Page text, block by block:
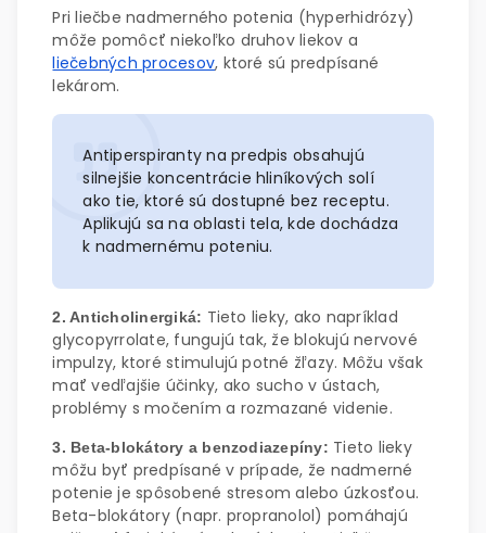
Pri liečbe nadmerného potenia (hyperhidrózy)
môže pomôcť niekoľko druhov liekov a
liečebných procesov, ktoré sú predpísané
lekárom.
Antiperspiranty na predpis obsahujú
silnejšie koncentrácie hliníkových solí
ako tie, ktoré sú dostupné bez receptu.
Aplikujú sa na oblasti tela, kde dochádza
k nadmernému poteniu.
2. Anticholinergiká: Tieto lieky, ako napríklad
glycopyrrolate, fungujú tak, že blokujú nervové
impulzy, ktoré stimulujú potné žľazy. Môžu však
mať vedľajšie účinky, ako sucho v ústach,
problémy s močením a rozmazané videnie.
3. Beta-blokátory a benzodiazepíny: Tieto lieky
môžu byť predpísané v prípade, že nadmerné
potenie je spôsobené stresom alebo úzkosťou.
Beta-blokátory (napr. propranolol) pomáhajú